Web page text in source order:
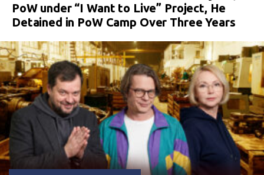
PoW under “I Want to Live” Project, He
Detained in PoW Camp Over Three Years